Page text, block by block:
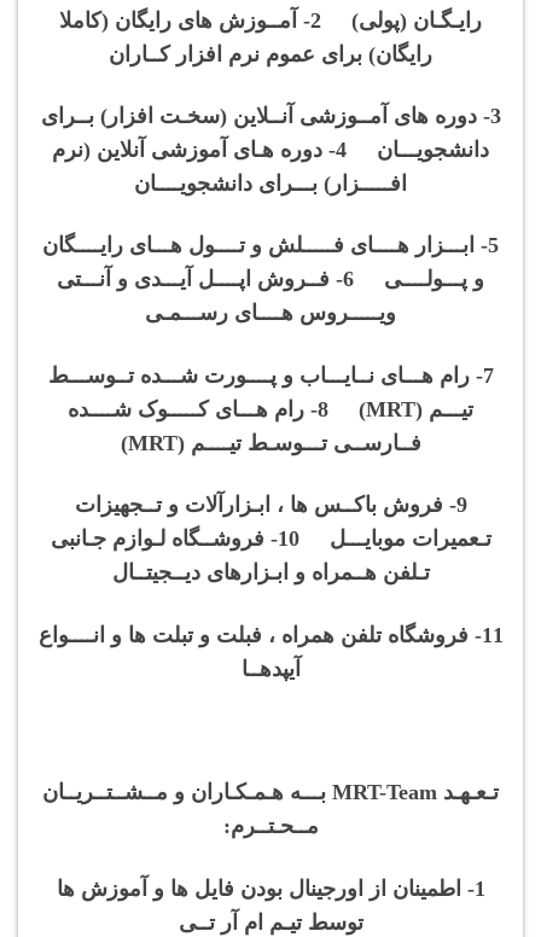
رایـگـان (پولی) 2- آمــوزش های رایگان (کاملا
رایگان) برای عموم نرم افزار کــاران
3- دوره های آمــوزشی آنــلاین (سخـت افزار) بــرای
دانشجویـــان 4- دوره هـای آموزشی آنلاین (نرم
افـــــزار) بـــرای دانشجویــــان
5- ابـــزار هــــای فـــــلش و تــــول هـــای رایــــگان
و پـــولــــی 6- فــروش اپــــل آیـــدی و آنـــتی
ویـــــروس هــــای رســـمـی
7- رام هـــای نــایـــاب و پــــورت شـــده تــوســـط
تیـــم (MRT) 8- رام هـــای کـــــوک شــــده
فــارســی تـــوسـط تیــــم (MRT)
9- فروش باکــس ها ، ابـزارآلات و تــجهیزات
تـعمیرات موبایـــل 10- فروشــگاه لـوازم جـانبی
تـلفن هــمراه و ابـزارهای دیــجیتــال
11- فروشگاه تلفن همراه ، فبلت و تبلت ها و انــــواع
آیپدهــا
تـعـهـد MRT-Team بـــه هـمـکـاران و مــشــتــریــان
مــحـتــرم:
1- اطمینان از اورجینال بودن فایل ها و آموزش ها
توسط تیـم ام آر تــی